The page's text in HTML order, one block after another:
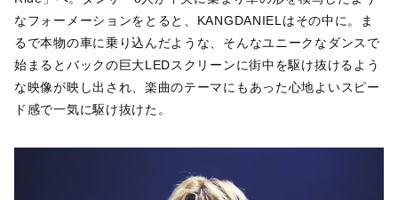
なフォーメーションをとると、KANGDANIELはその中に。ま
るで本物の車に乗り込んだような、そんなユニークなダンスで
始まるとバックの巨大LEDスクリーンに街中を駆け抜けるよう
な映像が映し出され、楽曲のテーマにもあった心地よいスピー
ド感で一気に駆け抜けた。